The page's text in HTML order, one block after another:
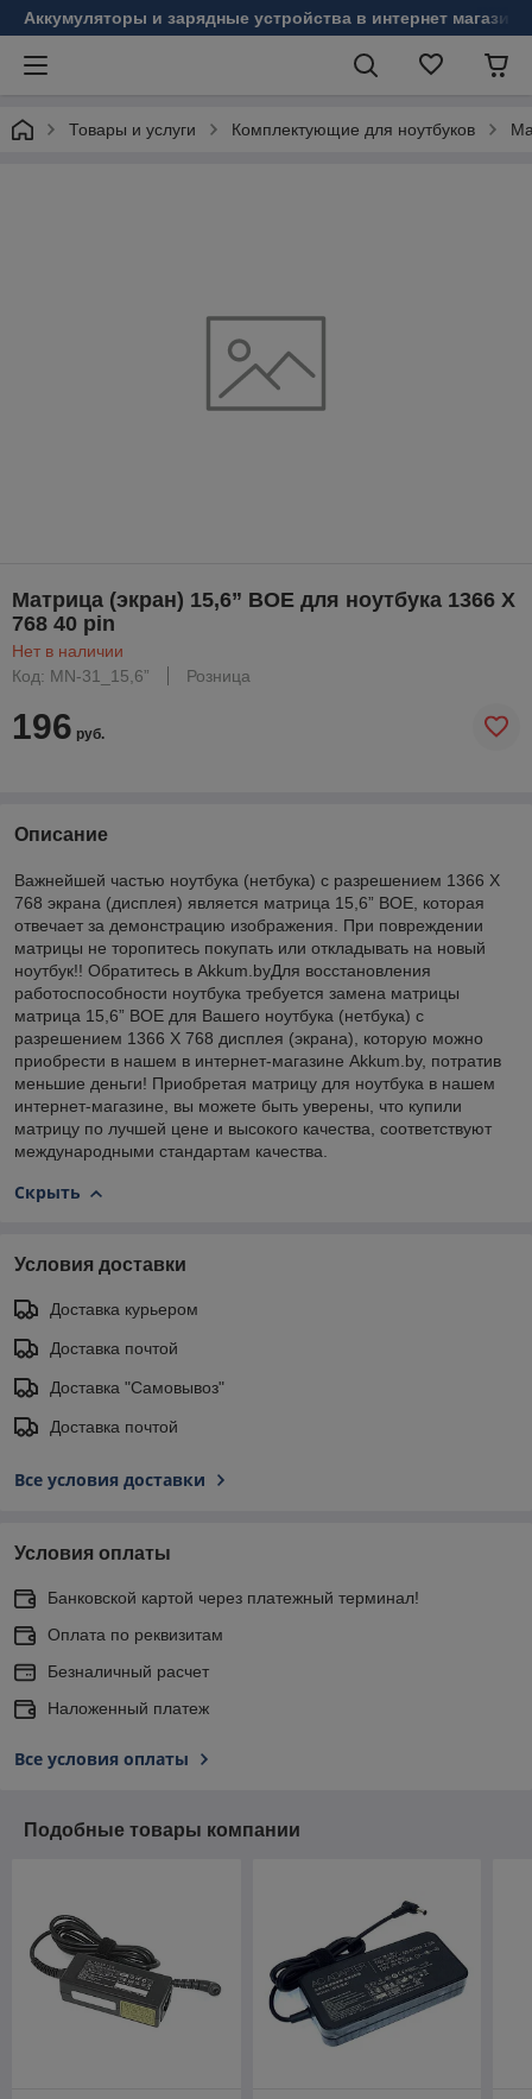
Аккумуляторы и зарядные устройства в интернет магазине
Товары и услуги Комплектующие для ноутбуков
Матрица (экран) 15,6” BOE для ноутбука 1366 X
768 40 pin
Нет в наличии
Код: MN-31_15,6”
Розница
196 руб.
Описание
Важнейшей частью ноутбука (нетбука) с разрешением 1366 X
768 экрана (дисплея) является матрица 15,6” BOE, которая
отвечает за демонстрацию изображения. При повреждении
матрицы не торопитесь покупать или откладывать на новый
ноутбук!! Обратитесь в Akkum.byДля восстановления
работоспособности ноутбука требуется замена матрицы
матрица 15,6” BOE для Вашего ноутбука (нетбука) с
разрешением 1366 X 768 дисплея (экрана), которую можно
приобрести в нашем в интернет-магазине Akkum.by, потратив
меньшие деньги! Приобретая матрицу для ноутбука в нашем
интернет-магазине, вы можете быть уверены, что купили
матрицу по лучшей цене и высокого качества, соответствуют
международными стандартам качества.
Скрыть
Условия доставки
Доставка курьером
Доставка почтой
Доставка "Самовывоз"
Доставка почтой
Все условия доставки
Условия оплаты
Банковской картой через платежный терминал!
Оплата по реквизитам
Безналичный расчет
Наложенный платеж
Все условия оплаты
Подобные товары компании